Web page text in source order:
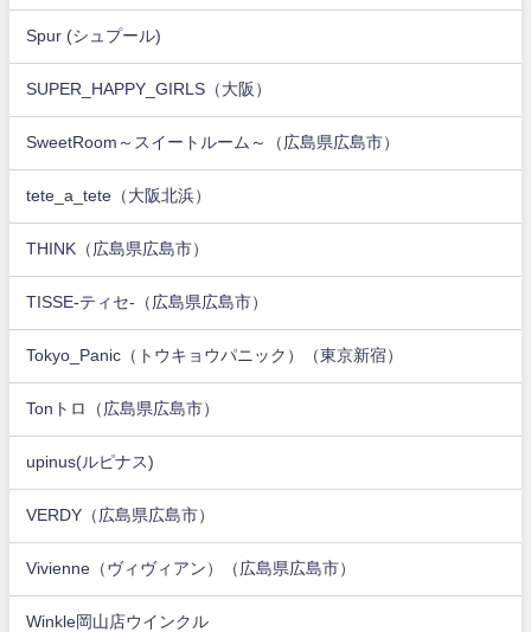
Spur (シュプール)
SUPER_HAPPY_GIRLS（大阪）
SweetRoom～スイートルーム～（広島県広島市）
tete_a_tete（大阪北浜）
THINK（広島県広島市）
TISSE-ティセ-（広島県広島市）
Tokyo_Panic（トウキョウパニック）（東京新宿）
Tonトロ（広島県広島市）
upinus(ルピナス)
VERDY（広島県広島市）
Vivienne（ヴィヴィアン）（広島県広島市）
Winkle岡山店ウインクル